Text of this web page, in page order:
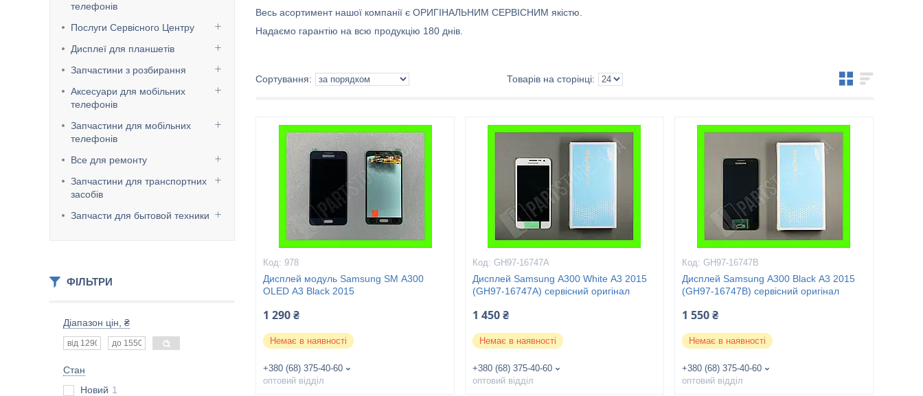
телефонів
Послуги Сервісного Центру
Дисплеї для планшетів
Запчастини з розбирання
Аксесуари для мобільних
телефонів
Запчастини для мобільних
телефонів
Все для ремонту
Запчастини для транспортних
засобів
Запчасти для бытовой техники
ФІЛЬТРИ
Діапазон цін, ₴
Стан
Новий 1
Весь асортимент нашої компанії є ОРИГІНАЛЬНИМ СЕРВІСНИМ якістю.
Надаємо гарантію на всю продукцію 180 днів.
978
Дисплей модуль Samsung SM А300
OLED А3 Black 2015
1 290 ₴
Немає в наявності
+380 (68) 375-40-60
оптовий відділ
GH97-16747A
Дисплей Samsung А300 White А3 2015
(GH97-16747A) сервісний оригінал
1 450 ₴
Немає в наявності
+380 (68) 375-40-60
оптовий відділ
GH97-16747B
Дисплей Samsung А300 Black А3 2015
(GH97-16747B) сервісний оригінал
1 550 ₴
Немає в наявності
+380 (68) 375-40-60
оптовий відділ